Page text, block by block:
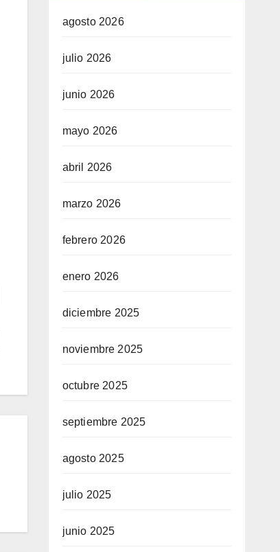
agosto 2026
julio 2026
junio 2026
mayo 2026
abril 2026
marzo 2026
febrero 2026
enero 2026
diciembre 2025
noviembre 2025
octubre 2025
septiembre 2025
agosto 2025
julio 2025
junio 2025